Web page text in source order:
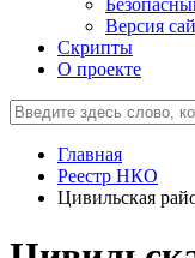
Версия
Скрипты
О проекте
Главная
Реестр НКО
Цивильская